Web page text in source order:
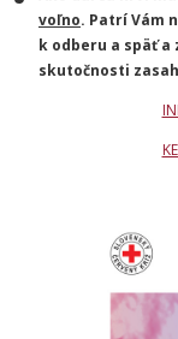
voľno. Patrí Vám
k odberu a späť
skutočnosti